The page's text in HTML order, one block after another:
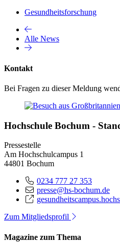
Gesundheitsforschung
Alle News
Kontakt
Bei Fragen zu dieser Meldung
Hochschule Bochum -
Pressestelle
Am Hochschulcampus 1
44801 Bochum
0234 777 27 353
presse@hs-bochum.de
Zum Mitgliedsprofil
Magazine zum Thema